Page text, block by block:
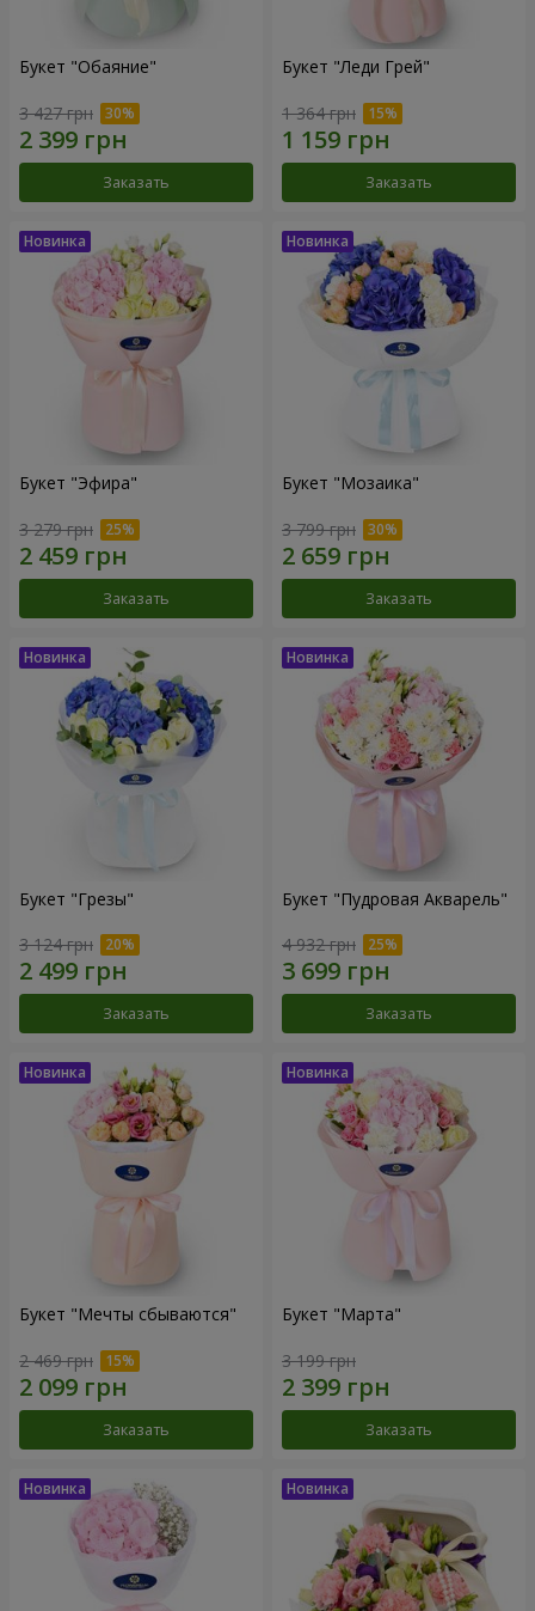
Букет "Обаяние"
3 427 грн
Заказать
Букет "Леди Грей"
1 364 грн
Заказать
Букет "Эфира"
3 279 грн
Заказать
Букет "Мозаика"
3 799 грн
Заказать
Букет "Грезы"
3 124 грн
Заказать
Букет "Пудровая Акварель"
4 932 грн
Заказать
Букет "Мечты сбываются"
2 469 грн
Заказать
Букет "Марта"
3 199 грн
Заказать